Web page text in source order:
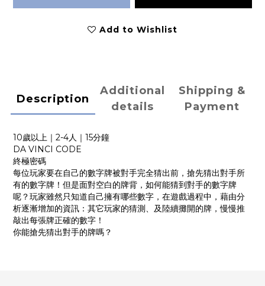
Add to Wishlist
Description
Additional
details
Shipping &
Payment
10歲以上｜2-4人｜15分鐘
DA VINCI CODE
終極密碼
每位玩家要在自己的數字牌被對手完全猜出前，搶先猜出對手所
有的數字牌！但是面對空白的牌背，如何能猜到對手的數字牌
呢？玩家雖然只知道自己擁有哪些數字，在遊戲過程中，藉由分
析逐漸增加的資訊：其它玩家的猜測、及陸續攤開的牌，慢慢推
敲出每張牌正確的數字！
你能搶先猜出對手的牌嗎？